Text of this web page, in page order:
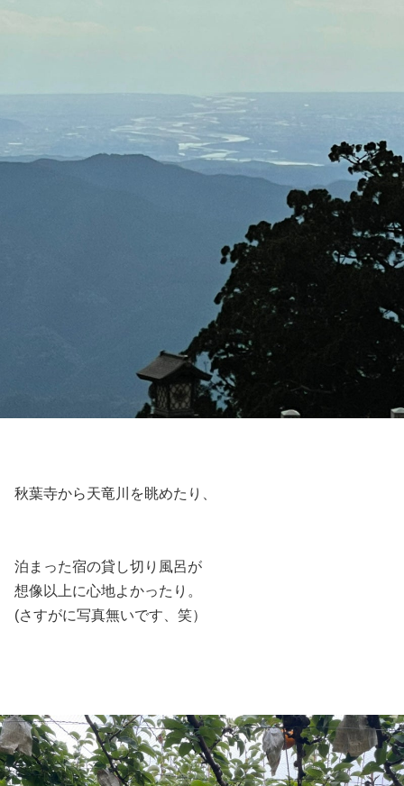
秋葉寺から天竜川を眺めたり、
泊まった宿の貸し切り風呂が
想像以上に心地よかったり。
(さすがに写真無いです、笑）